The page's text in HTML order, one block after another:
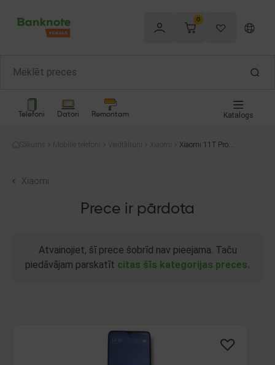
0
Telefoni Datori Remontam Katalogs
Sākums Mobilie telefoni Viedtālruņi Xiaomi
Xiaomi 11T Pro 2
Xiaomi
Prece ir pārdota
Atvainojiet, šī prece šobrīd nav pieejama. Taču
piedāvājam parskatīt citas šīs kategorijas preces.